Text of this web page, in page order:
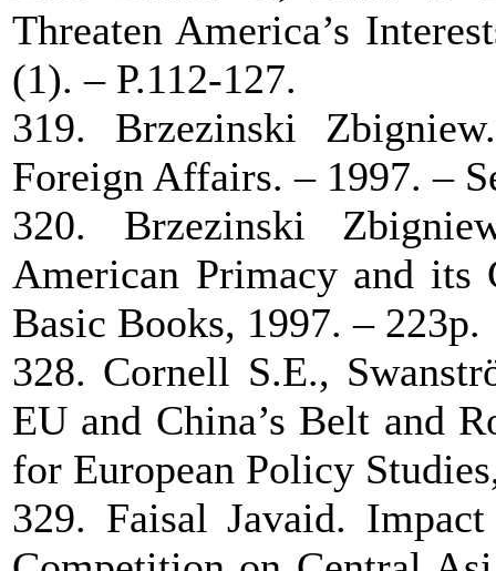
Threaten America’s
(1). – P.112-127.
319. Brzezinski
Foreign Affairs. – 1997. –
320. Brzezinski
American Primacy and its
Basic Books, 1997. – 223p.
328. Cornell S.E.,
EU and China’s Belt and
for European Policy
329. Faisal Javaid.